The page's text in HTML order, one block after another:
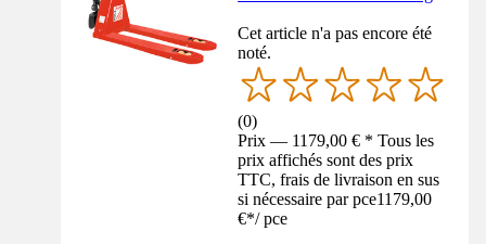
Cet article n'a pas encore été
noté.
(0)
Prix — 1179,00 € * Tous les
prix affichés sont des prix
TTC, frais de livraison en sus
si nécessaire par pce1179,00
€*/ pce